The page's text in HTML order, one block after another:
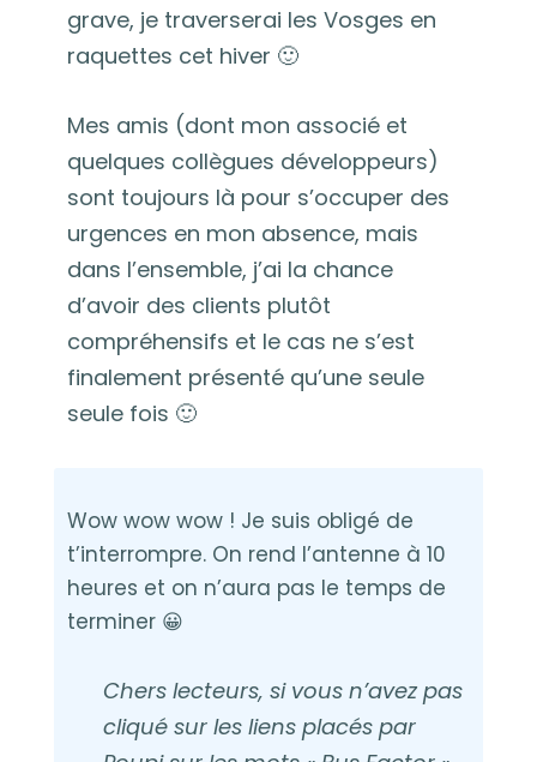
grave, je traverserai les Vosges en
raquettes cet hiver 🙂
Mes amis (dont mon associé et
quelques collègues développeurs)
sont toujours là pour s’occuper des
urgences en mon absence, mais
dans l’ensemble, j’ai la chance
d’avoir des clients plutôt
compréhensifs et le cas ne s’est
finalement présenté qu’une seule
seule fois 🙂
Wow wow wow ! Je suis obligé de
t’interrompre. On rend l’antenne à 10
heures et on n’aura pas le temps de
terminer 😀
Chers lecteurs, si vous n’avez pas
cliqué sur les liens placés par